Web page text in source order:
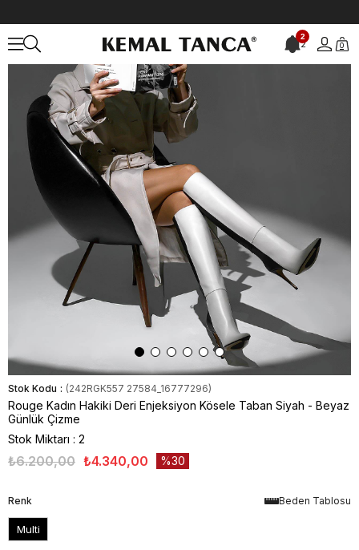
2
2 0
Stok Kodu (242RGK557 27584_16777296)
Rouge Kadın Hakiki Deri Enjeksiyon Kösele Taban Siyah - Beyaz
Günlük Çizme
Stok Miktarı : 2
₺6.200,00 ₺4.340,00 30
Beden Tablosu
Renk
Multi